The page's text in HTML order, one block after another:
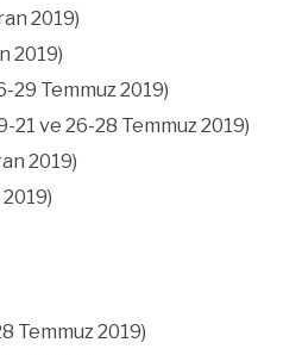
2019)
2019)
29 Temmuz 2019)
21 ve 26-28 Temmuz 2019)
2019)
Temmuz 2019)